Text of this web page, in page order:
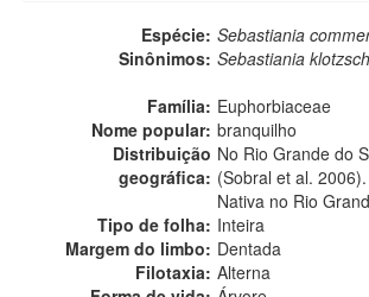
Espécie: Sebastiania
Sinônimos: Sebastiania
Família: Euphorbiaceae
Nome popular: branquilho
Distribuição
geográfica:
No Rio Grande do
(Sobral et al. 2006).
Nativa no Rio
Tipo de folha: Inteira
Margem do limbo: Dentada
Filotaxia: Alterna